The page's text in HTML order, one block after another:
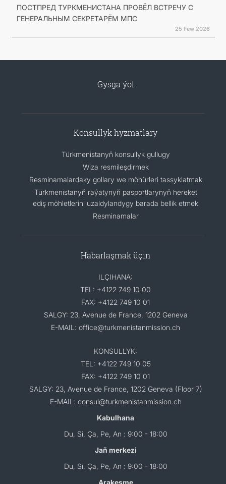
ПОСТПРЕД ТУРКМЕНИСТАНА ПРОВЁЛ ВСТРЕЧУ С
ГЕНЕРАЛЬНЫМ СЕКРЕТАРЁМ МПС
25 Few 2026
Gysga ýol
Konsullyk hyzmatlary
Türkmenistanyň konsullyk gullugy
Wiza resmileşdirmek
Resminamalardaky gollary we möhürleri tassyklatmak
Türkmenistanyň raýatynyň pasportlarynyň hereket
ediş möhletlerini uzaldylandygy barada bellik etmek
Resminamalar
Habarlaşmak üçin
ILÇIHANA:
TEL: +4122 749 10 00
FAX: +4122 749 10 01
SALGY: 23, Avenue de France, 1202 Geneva
E-MAIL: office@turkmenistanmission.ch
KONSULLYK:
TEL: +4122 749 10 05
FAX: +4122 749 10 01
SALGY: 23, Avenue de France, 1202 Geneva (Floor 7)
E-MAIL: consul@turkmenistanmission.ch
Kabulhana
Du, Si, Ça, Pe, An : 9:00 - 18:00
Jaň merkezi
Du, Si, Ça, Pe, An : 9:00 - 18:00
Arakesme